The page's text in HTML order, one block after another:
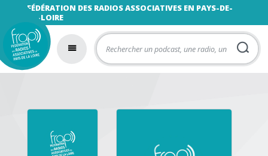
FÉDÉRATION DES RADIOS ASSOCIATIVES EN PAYS-DE-
LA-LOIRE